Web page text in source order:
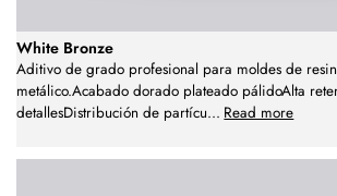
White Bronze
Aditivo de grado profesional para moldes de
metálico.Acabado dorado plateado pálidoAlta
detallesDistribución de partícu... Read more